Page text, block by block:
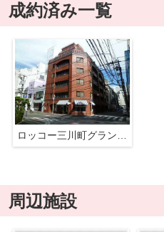
成約済み一覧
ロッコー三川町グランドマンション
周辺施設